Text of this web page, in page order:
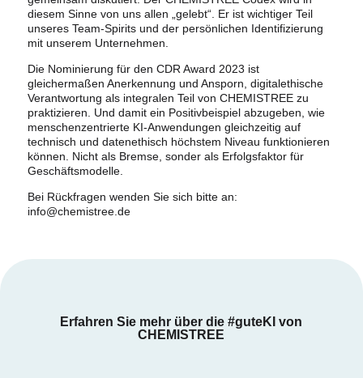
diesem Sinne von uns allen „gelebt“. Er ist wichtiger Teil
unseres Team-Spirits und der persönlichen Identifizierung
mit unserem Unternehmen.
Die Nominierung für den CDR Award 2023 ist
gleichermaßen Anerkennung und Ansporn, digitalethische
Verantwortung als integralen Teil von CHEMISTREE zu
praktizieren. Und damit ein Positivbeispiel abzugeben, wie
menschenzentrierte KI-Anwendungen gleichzeitig auf
technisch und datenethisch höchstem Niveau funktionieren
können. Nicht als Bremse, sonder als Erfolgsfaktor für
Geschäftsmodelle.
Bei Rückfragen wenden Sie sich bitte an:
info@chemistree.de
Erfahren Sie mehr über die #guteKI von
CHEMISTREE